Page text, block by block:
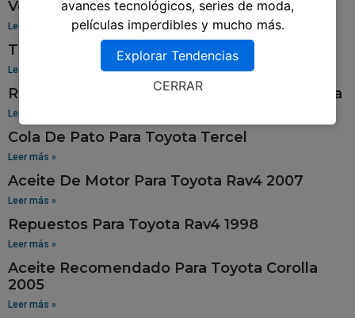
Venta De Aros Para Toyota Hilux
Leer más »
Tablero Para Toyota 94
Leer más »
Repuestos Para Toyota Sienna En Guatemala
Leer más »
Cola De Pato Para Toyota Tercel
Leer más »
Aceite De Motor Para Toyota Rav4 2007
Leer más »
Repuestos Para Toyota Rav4 1998
Leer más »
Aceite Recomendado Para Toyota Corolla
2005
Leer más »
avances tecnológicos, series de moda,
películas imperdibles y mucho más.
Explorar Tendencias
CERRAR